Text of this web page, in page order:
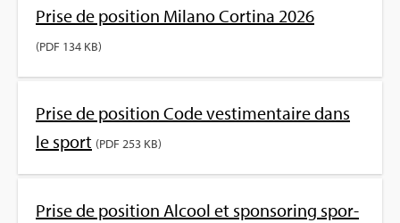
Prise de posi­tion Milano Cor­tina 2026
(PDF 134 KB)
Prise de posi­tion Code ves­ti­men­taire dans
le sport (PDF 253 KB)
Prise de posi­tion Alcool et spon­so­ring spor­